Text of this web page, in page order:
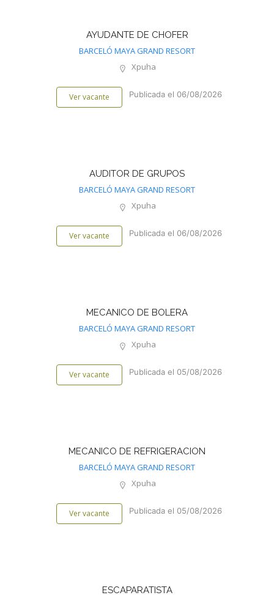
AYUDANTE DE CHOFER
BARCELÓ MAYA GRAND RESORT
Xpuha
Ver vacante Publicada el 06/08/2026
AUDITOR DE GRUPOS
BARCELÓ MAYA GRAND RESORT
Xpuha
Ver vacante Publicada el 06/08/2026
MECANICO DE BOLERA
BARCELÓ MAYA GRAND RESORT
Xpuha
Ver vacante Publicada el 05/08/2026
MECANICO DE REFRIGERACION
BARCELÓ MAYA GRAND RESORT
Xpuha
Ver vacante Publicada el 05/08/2026
ESCAPARATISTA